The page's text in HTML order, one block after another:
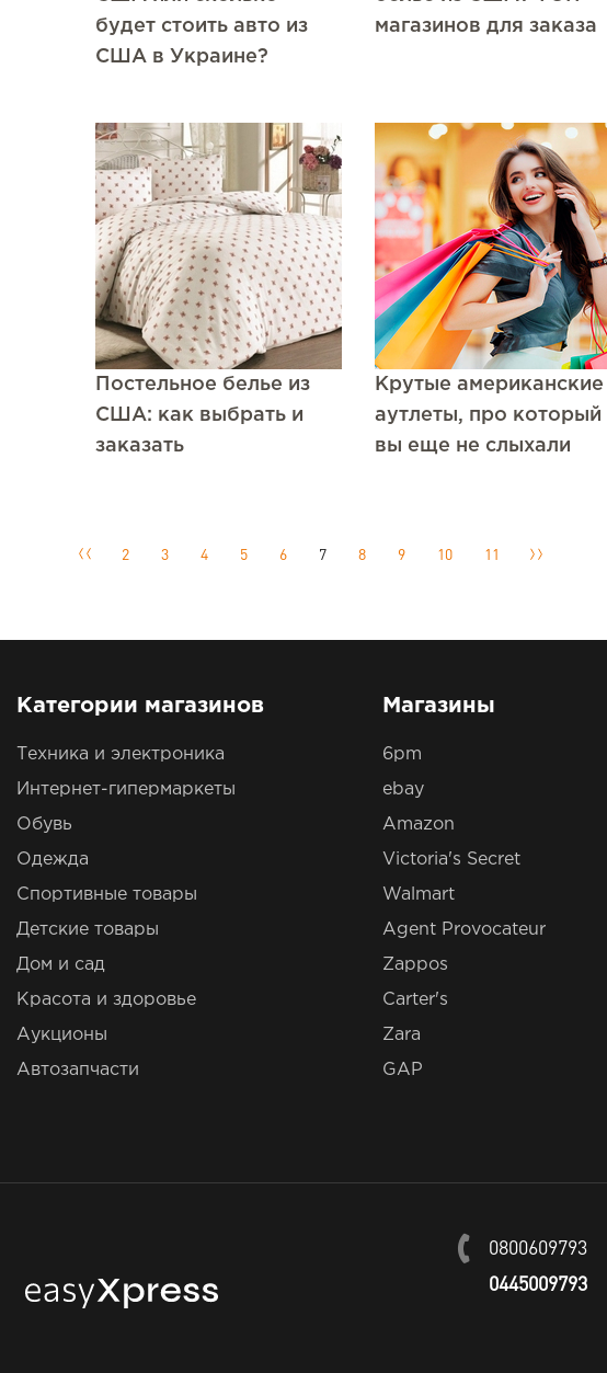
будет стоить авто из
США в Украине?
магазинов для заказа
Постельное белье из
США: как выбрать и
заказать
Крутые американские
аутлеты, про который
вы еще не слыхали
2 3 4 5 6 7 8 9 10 11
Категории магазинов
Техника и электроника
Интернет-гипермаркеты
Обувь
Одежда
Спортивные товары
Детские товары
Дом и сад
Красота и здоровье
Аукционы
Автозапчасти
Магазины
6pm
ebay
Amazon
Victoria's Secret
Walmart
Agent Provocateur
Zappos
Carter's
Zara
GAP
0800609793
0445009793